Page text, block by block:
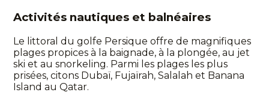
Activités nautiques et balnéaires
Le littoral du golfe Persique offre de magnifiques
plages propices à la baignade, à la plongée, au jet
ski et au snorkeling. Parmi les plages les plus
prisées, citons Dubaï, Fujaïrah, Salalah et Banana
Island au Qatar.